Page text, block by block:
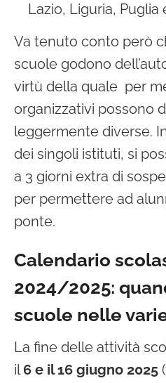
Lazio, Liguria, Puglia
Va tenuto conto però
scuole godono
virtù della quale per
organizzativi possono
leggermente diverse.
dei singoli istituti, si
a 3 giorni extra di
per permettere ad
ponte.
Calendario
2024/2025:
scuole nelle
La fine delle attività
il6 e il 16 giugno 2025